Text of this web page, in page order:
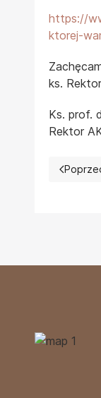
https://
ktorej-
ks.
Ks. prof.
Rektor